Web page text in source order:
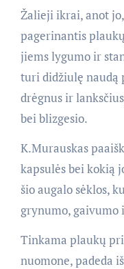
Žalieji ikrai, anot
pagerinantis
jiems lygumo ir
turi didžiulę naudą
drėgnus ir
bei blizgesio.
K.Murauskas
kapsulės bei kokią
šio augalo sėklos,
grynumo, gaivumo
Tinkama plaukų
nuomone, padeda